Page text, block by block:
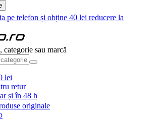
pe telefon și obține 40 lei reducere la
sau marcă
lei
retur
și în 48 h
originale